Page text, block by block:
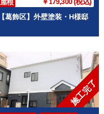
屋根
【葛飾区】外壁塗装・H様邸
施工完了